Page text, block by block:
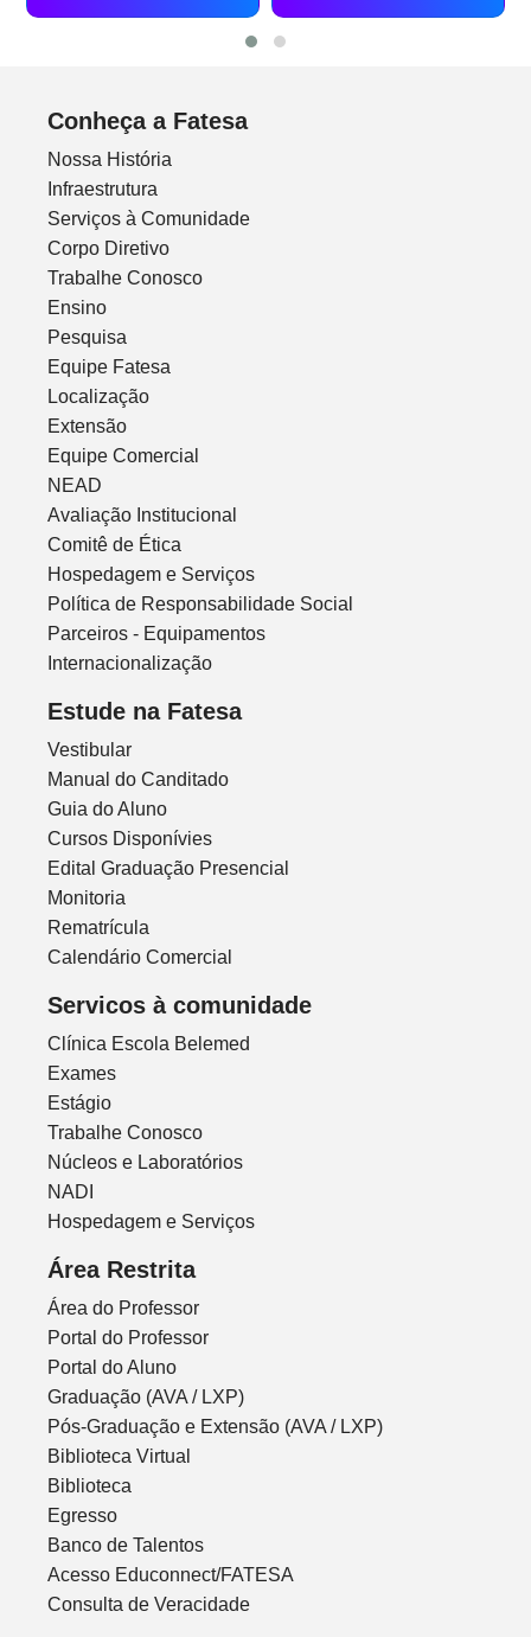
Conheça a Fatesa
Nossa História
Infraestrutura
Serviços à Comunidade
Corpo Diretivo
Trabalhe Conosco
Ensino
Pesquisa
Equipe Fatesa
Localização
Extensão
Equipe Comercial
NEAD
Avaliação Institucional
Comitê de Ética
Hospedagem e Serviços
Política de Responsabilidade Social
Parceiros - Equipamentos
Internacionalização
Estude na Fatesa
Vestibular
Manual do Canditado
Guia do Aluno
Cursos Disponívies
Edital Graduação Presencial
Monitoria
Rematrícula
Calendário Comercial
Servicos à comunidade
Clínica Escola Belemed
Exames
Estágio
Trabalhe Conosco
Núcleos e Laboratórios
NADI
Hospedagem e Serviços
Área Restrita
Área do Professor
Portal do Professor
Portal do Aluno
Graduação (AVA / LXP)
Pós-Graduação e Extensão (AVA / LXP)
Biblioteca Virtual
Biblioteca
Egresso
Banco de Talentos
Acesso Educonnect/FATESA
Consulta de Veracidade